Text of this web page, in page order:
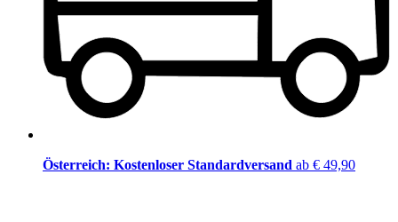
Österreich: Kostenloser Standardversand ab € 49,90